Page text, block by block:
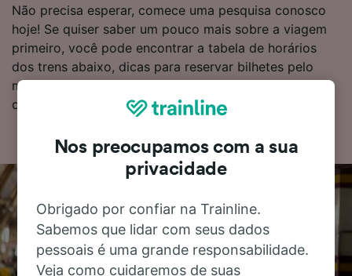
Não precisa esperar, comece uma pesquisa conosco
hoje! Se quiser saber um pouco mais sobre a viagem
primeiro, você pode encontrar a tabela de horários
dos trens abaixo, dicas para reservar bilhetes pelo
menor custo e nossas perguntas frequentes, incluindo
os horários do primeiro e do último trem.
Nos preocupamos com a sua
privacidade
Obrigado por confiar na Trainline.
Sabemos que lidar com seus dados
pessoais é uma grande responsabilidade.
Veja como cuidaremos de suas